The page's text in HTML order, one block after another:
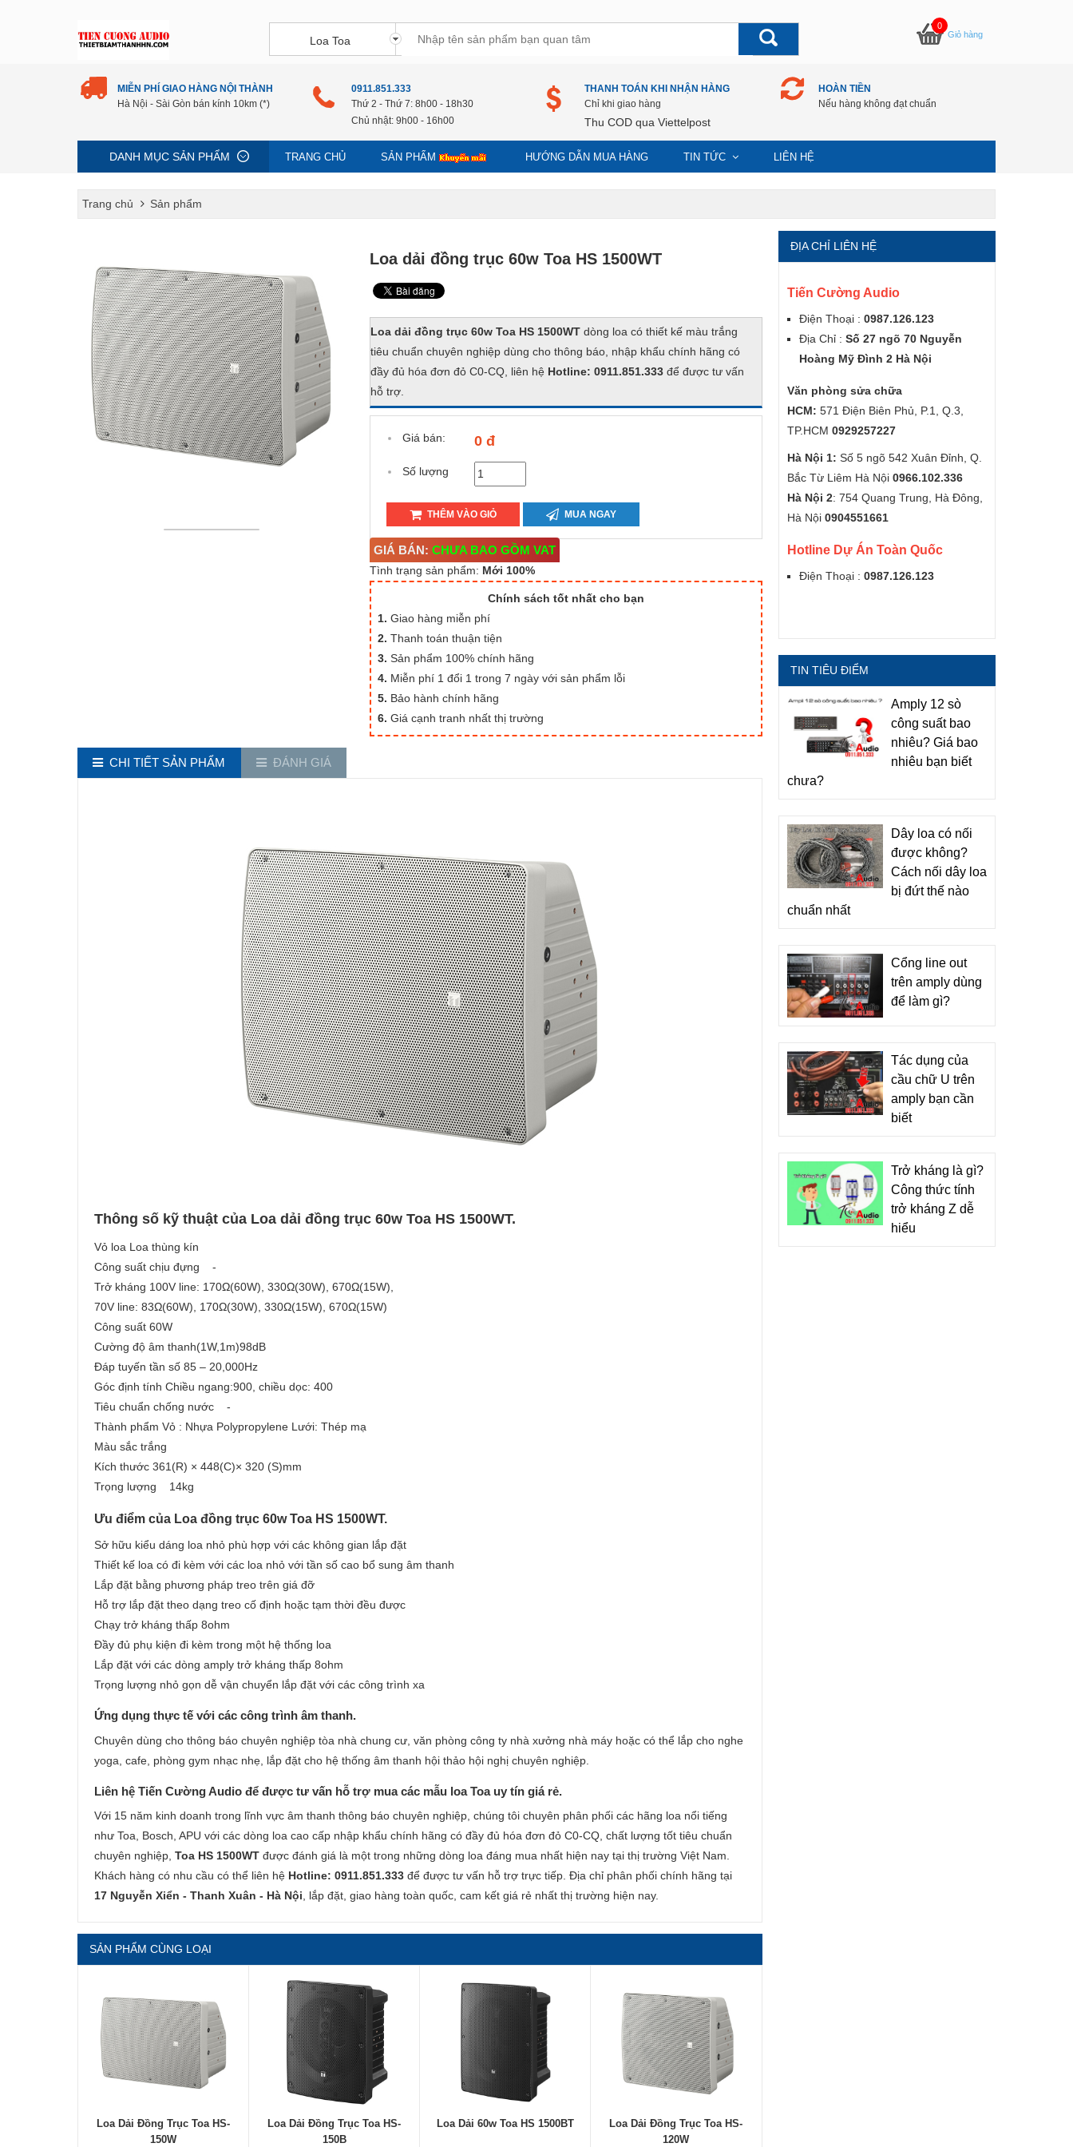
0
Giỏ hàng
MIỄN PHÍ GIAO HÀNG NỘI THÀNH
Hà Nội - Sài Gòn bán kính 10km (*)
0911.851.333
Thứ 2 - Thứ 7: 8h00 - 18h30
Chủ nhật: 9h00 - 16h00
THANH TOÁN KHI NHẬN HÀNG
Chỉ khi giao hàng
Thu COD qua Viettelpost
HOÀN TIỀN
Nếu hàng không đạt chuẩn
DANH MỤC SẢN PHẨM TRANG CHỦ SẢN PHẨM HƯỚNG DẪN MUA HÀNG TIN TỨC LIÊN HỆ
Trang chủ Sản phẩm
Loa dải đồng trục 60w Toa HS 1500WT
Loa dải đồng trục 60w Toa HS 1500WTdòng loa có thiết kế màu trắng
tiêu chuẩn chuyên nghiệp dùng cho thông báo, nhập khẩu chính hãng có
đầy đủ hóa đơn đỏ C0-CQ, liên hệ Hotline: 0911.851.333để được tư vấn
hỗ trợ.
Giá bán: 0 đ
Số lượng
THÊM VÀO GIỎ MUA NGAY
GIÁ BÁN: CHƯA BAO GỒM VAT
Tình trạng sản phẩm: Mới 100%
Chính sách tốt nhất cho bạn
1. Giao hàng miễn phí
2. Thanh toán thuận tiện
3. Sản phẩm 100% chính hãng
4. Miễn phí 1 đổi 1 trong 7 ngày với sản phẩm lỗi
5. Bảo hành chính hãng
6. Giá cạnh tranh nhất thị trường
CHI TIẾT SẢN PHẨM ĐÁNH GIÁ
Thông số kỹ thuật của Loa dải đồng trục 60w Toa HS 1500WT.
Vỏ loa Loa thùng kín
Công suất chịu đựng -
Trở kháng 100V line: 170Ω(60W), 330Ω(30W), 670Ω(15W),
70V line: 83Ω(60W), 170Ω(30W), 330Ω(15W), 670Ω(15W)
Công suất 60W
Cường độ âm thanh(1W,1m)98dB
Đáp tuyến tần số 85 – 20,000Hz
Góc định tính Chiều ngang:900, chiều dọc: 400
Tiêu chuẩn chống nước -
Thành phẩm Vỏ : Nhựa Polypropylene Lưới: Thép mạ
Màu sắc trắng
Kích thước 361(R) × 448(C)× 320 (S)mm
Trọng lượng 14kg
Ưu điểm của Loa đồng trục 60w Toa HS 1500WT.
Sở hữu kiểu dáng loa nhỏ phù hợp với các không gian lắp đặt
Thiết kế loa có đi kèm với các loa nhỏ với tần số cao bổ sung âm thanh
Lắp đặt bằng phương pháp treo trên giá đỡ
Hỗ trợ lắp đặt theo dạng treo cố định hoặc tạm thời đều được
Chạy trở kháng thấp 8ohm
Đầy đủ phụ kiện đi kèm trong một hệ thống loa
Lắp đặt với các dòng amply trở kháng thấp 8ohm
Trọng lượng nhỏ gọn dễ vận chuyển lắp đặt với các công trình xa
Ứng dụng thực tế với các công trình âm thanh.
Chuyên dùng cho thông báo chuyên nghiệp tòa nhà chung cư, văn phòng công ty nhà xưởng nhà máy hoặc có thể lắp cho nghe
yoga, cafe, phòng gym nhạc nhẹ, lắp đặt cho hệ thống âm thanh hội thảo hội nghị chuyên nghiệp.
Liên hệ Tiến Cường Audio để được tư vấn hỗ trợ mua các mẫu loa Toa uy tín giá rẻ.
Với 15 năm kinh doanh trong lĩnh vực âm thanh thông báo chuyên nghiệp, chúng tôi chuyên phân phối các hãng loa nổi tiếng
như Toa, Bosch, APU với các dòng loa cao cấp nhập khẩu chính hãng có đầy đủ hóa đơn đỏ C0-CQ, chất lượng tốt tiêu chuẩn
chuyên nghiệp, Toa HS 1500WT được đánh giá là một trong những dòng loa đáng mua nhất hiện nay tại thị trường Việt Nam.
Khách hàng có nhu cầu có thể liên hệ Hotline: 0911.851.333 để được tư vấn hỗ trợ trực tiếp. Địa chỉ phân phối chính hãng tại
17 Nguyễn Xiển - Thanh Xuân - Hà Nội , lắp đặt, giao hàng toàn quốc, cam kết giá rẻ nhất thị trường hiện nay.
SẢN PHẨM CÙNG LOẠI
Loa Dải Đồng Trục Toa HS-
150W
Loa Dải Đồng Trục Toa HS-
150B
Loa Dải 60w Toa HS 1500BT
Loa Dải Đồng Trục Toa HS-
120W
ĐỊA CHỈ LIÊN HỆ
Tiến Cường Audio
Điện Thoại : 0987.126.123
Địa Chỉ : Số 27 ngõ 70 Nguyễn
Hoàng Mỹ Đình 2 Hà Nội
Văn phòng sửa chữa
HCM: 571 Điện Biên Phủ, P.1, Q.3,
TP.HCM 0929257227
Hà Nội 1: Số 5 ngõ 542 Xuân Đỉnh, Q.
Bắc Từ Liêm Hà Nội 0966.102.336
Hà Nội 2: 754 Quang Trung, Hà Đông,
Hà Nội 0904551661
Hotline Dự Án Toàn Quốc
Điện Thoại : 0987.126.123
TIN TIÊU ĐIỂM
Amply 12 sò
công suất bao
nhiêu? Giá bao
nhiêu bạn biết
chưa?
Dây loa có nối
được không?
Cách nối dây loa
bị đứt thế nào
chuẩn nhất
Cổng line out
trên amply dùng
để làm gì?
Tác dụng của
cầu chữ U trên
amply bạn cần
biết
Trở kháng là gì?
Công thức tính
trở kháng Z dễ
hiểu